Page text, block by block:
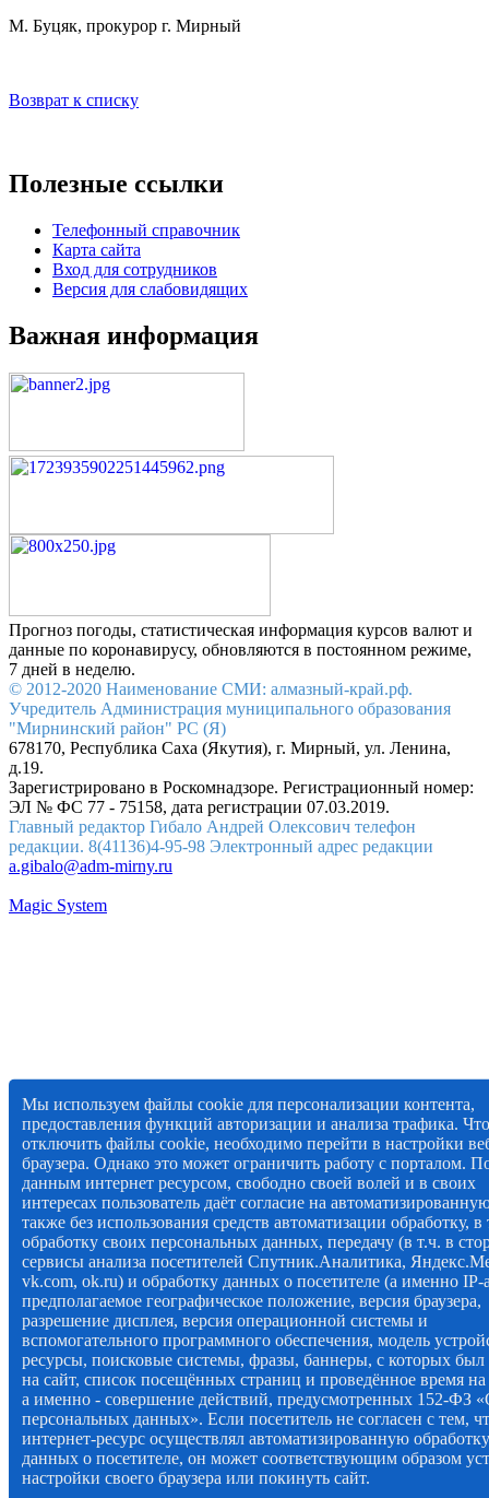
М. Буцяк, прокурор г. Мирный
Возврат к списку
Полезные ссылки
Телефонный справочник
Карта сайта
Вход для сотрудников
Версия для слабовидящих
Важная информация
Прогноз погоды, статистическая информация курсов валют и
данные по коронавирусу, обновляются в постоянном режиме,
7 дней в неделю.
© 2012-2020 Наименование СМИ: алмазный-край.рф.
Учредитель Администрация муниципального образования
"Мирнинский район" РС (Я)
678170, Республика Саха (Якутия), г. Мирный, ул. Ленина,
д.19.
Зарегистрировано в Роскомнадзоре. Регистрационный номер:
ЭЛ № ФС 77 - 75158, дата регистрации 07.03.2019.
Главный редактор Гибало Андрей Олексович телефон
редакции. 8(41136)4-95-98 Электронный адрес редакции
a.gibalo@adm-mirny.ru
Magic System
Мы используем файлы cookie для персонализации контента,
предоставления функций авторизации и анализа трафика.
отключить файлы cookie, необходимо перейти в настройки
браузера. Однако это может ограничить работу с порталом.
данным интернет ресурсом, свободно своей волей и в своих
интересах пользователь даёт согласие на
также без использования средств автоматизации обработку, в
обработку своих персональных данных, передачу (в т.ч. в
сервисы анализа посетителей Спутник.Аналитика,
vk.com, ok.ru) и обработку данных о посетителе (а именно IP-
предполагаемое географическое положение, версия браузера,
разрешение дисплея, версия операционной системы и
вспомогательного программного обеспечения, модель
ресурсы, поисковые системы, фразы, баннеры, с которых был
на сайт, список посещённых страниц и проведённое время на
а именно - совершение действий, предусмотренных 152-ФЗ
персональных данных». Если посетитель не согласен с тем,
интернет-ресурс осуществлял автоматизированную обработку
данных о посетителе, он может соответствующим образом
настройки своего браузера или покинуть сайт.